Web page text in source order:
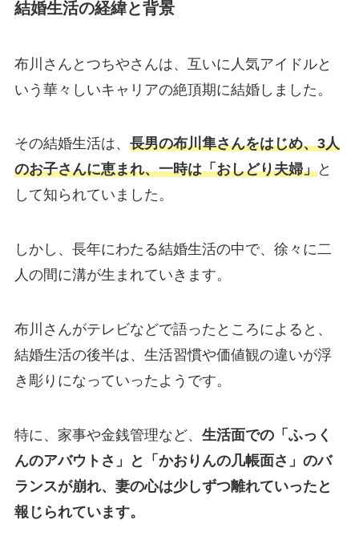
結婚生活の経緯と背景
布川さんとつちやさんは、互いに人気アイドルと
いう華々しいキャリアの絶頂期に結婚しました。
その結婚生活は、 長男の布川隼さんをはじめ、3人
のお子さんに恵まれ、一時は「おしどり夫婦」と
して知られていました。
しかし、長年にわたる結婚生活の中で、徐々に二
人の間に溝が生まれていきます。
布川さんがテレビなどで語ったところによると、
結婚生活の後半は、生活習慣や価値観の違いが浮
き彫りになっていったようです。
特に、家事や金銭管理など、 生活面での「ふっく
んのアバウトさ」と「かおりんの几帳面さ」のバ
ランスが崩れ、妻の心は少しずつ離れていったと
報じられています。